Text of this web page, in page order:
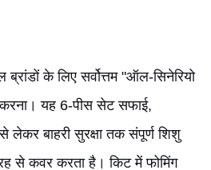
के लिए सर्वोत्तम "ऑल-सिनेरियो
यह 6-पीस सेट सफाई,
लेकर बाहरी सुरक्षा तक संपूर्ण शिशु
से कवर करता है। किट में फोमिंग